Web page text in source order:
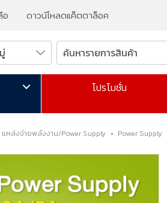
อ ดาวน์โหลดแค็ตตาล็อค
โปรโมชั่น
แหล่งจ่ายพลังงาน/Power Supply • Power Supply